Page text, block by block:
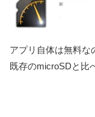
アプリ自体は無料な
既存のmicroSDと比